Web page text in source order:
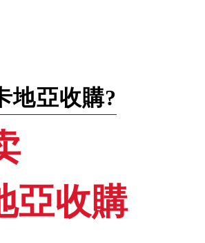
地亞收購?
亞收購